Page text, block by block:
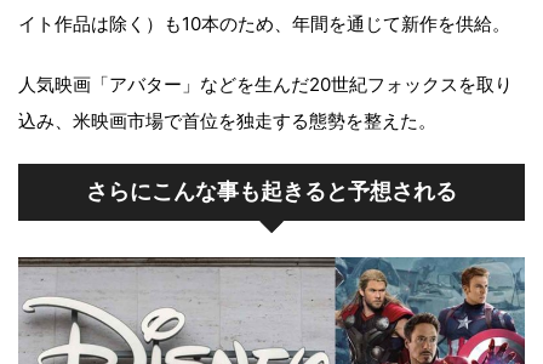
イト作品は除く）も10本のため、年間を通じて新作を供給。
人気映画「アバター」などを生んだ20世紀フォックスを取り
込み、米映画市場で首位を独走する態勢を整えた。
さらにこんな事も起きると予想される